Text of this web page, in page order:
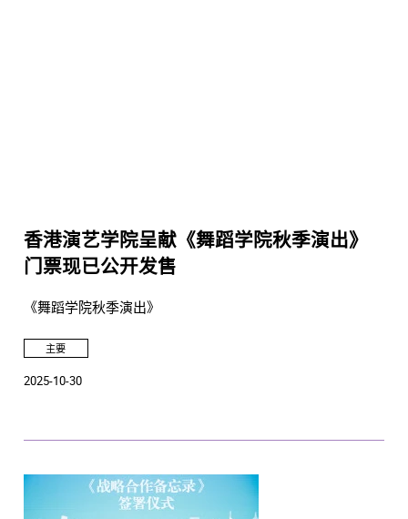
香港演艺学院呈献《舞蹈学院秋季演出》
门票现已公开发售
《舞蹈学院秋季演出》
主要
2025-10-30